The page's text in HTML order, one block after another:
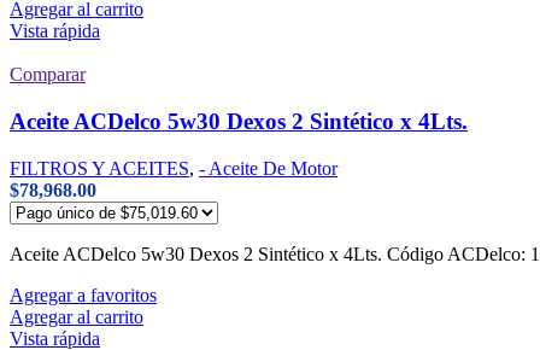
Agregar al carrito
Vista rápida
Comparar
Aceite ACDelco 5w30 Dexos 2 Sintético x 4Lts.
FILTROS Y ACEITES, - Aceite De Motor
$78,968.00
Aceite ACDelco 5w30 Dexos 2 Sintético x 4Lts. Código ACDelco:
Agregar a favoritos
Agregar al carrito
Vista rápida